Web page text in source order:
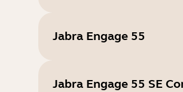
Jabra Engage 55
Jabra Engage 55 SE